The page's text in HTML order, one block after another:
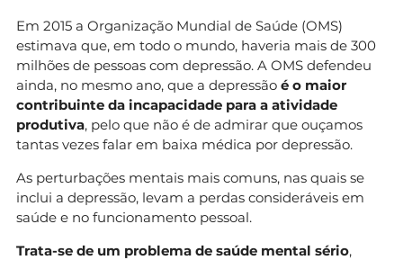
Em 2015 a Organização Mundial de Saúde (OMS)
estimava que, em todo o mundo, haveria mais de 300
milhões de pessoas com depressão. A OMS defendeu
ainda, no mesmo ano, que a depressão é o maior
contribuinte da incapacidade para a atividade
produtiva, pelo que não é de admirar que ouçamos
tantas vezes falar em baixa médica por depressão.
As perturbações mentais mais comuns, nas quais se
inclui a depressão, levam a perdas consideráveis em
saúde e no funcionamento pessoal.
Trata-se de um problema de saúde mental sério,